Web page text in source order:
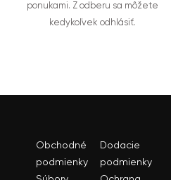
ponukami. Z odberu sa môžete
kedykoľvek odhlásiť.
Obchodné
podmienky
Dodacie
podmienky